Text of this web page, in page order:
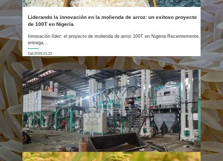
Liderando la innovación en la molienda de arroz: un exitoso proyecto
de 100T en Nigeria
Innovación líder: el proyecto de molienda de arroz 100T en Nigeria Recientemente,
entrega...
Dat:2025.01.22